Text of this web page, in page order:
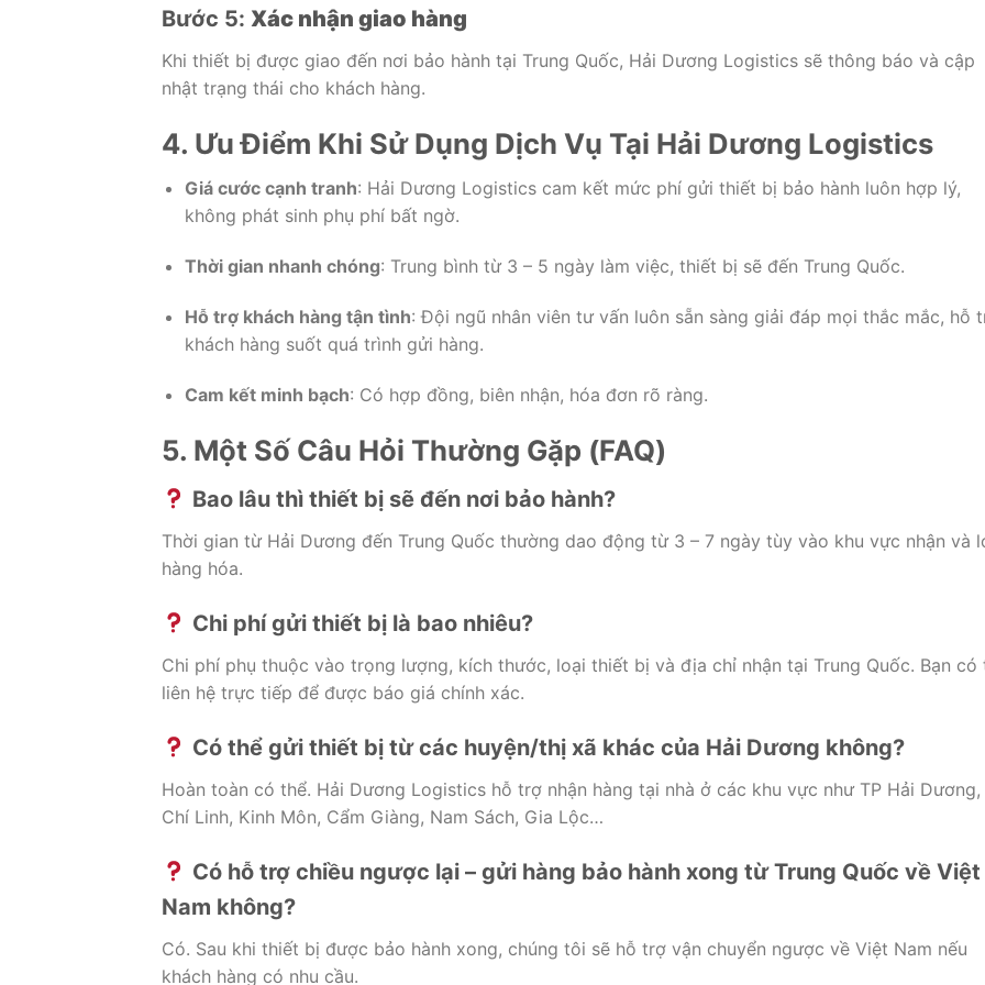
Bước 5: Xác nhận giao hàng
Khi thiết bị được giao đến nơi bảo hành tại Trung Quốc, Hải Dương Logistics sẽ thông báo và cập
nhật trạng thái cho khách hàng.
4. ƯuĐiểm Khi SửDụng Dịch Vụ Tại Hải Dương Logistics
Giá cước cạnh tranh: Hải Dương Logistics cam kết mức phí gửi thiết bị bảo hành luôn hợp lý,
không phát sinh phụ phí bất ngờ.
Thời gian nhanh chóng: Trung bình từ 3 – 5 ngày làm việc, thiết bị sẽ đến Trung Quốc.
Hỗ trợ khách hàng tận tình:Đội ngũ nhân viên tư vấn luôn sẵn sàng giải đáp mọi thắc mắc, hỗ
khách hàng suốt quá trình gửi hàng.
Cam kết minh bạch: Có hợp đồng, biên nhận, hóa đơn rõ ràng.
5. Một SốCâu Hỏi Thường Gặp (FAQ)
Bao lâu thì thiết bị sẽ đến nơi bảo hành?
Thời gian từ Hải Dương đến Trung Quốc thường dao động từ 3 – 7 ngày tùy vào khu vực nhận và
hàng hóa.
Chi phígửi thiết bị là bao nhiêu?
Chi phí phụ thuộc vào trọng lượng, kích thước, loại thiết bị và địa chỉ nhận tại Trung Quốc. Bạn có
liên hệ trực tiếp để được báo giá chính xác.
Có thể gửi thiết bị từcác huyện/thị xã khác của Hải Dương không?
Hoàn toàn có thể. Hải Dương Logistics hỗ trợ nhận hàng tại nhà ở các khu vực như TP Hải Dương,
Chí Linh, Kinh Môn, Cẩm Giàng, Nam Sách, Gia Lộc…
Có hỗ trợ chiều ngược lại – gửi hàng bảo hành xong từTrung Quốc về Việt
Nam không?
Có. Sau khi thiết bị được bảo hành xong, chúng tôi sẽ hỗ trợ vận chuyển ngược về Việt Nam nếu
khách hàng có nhu cầu.